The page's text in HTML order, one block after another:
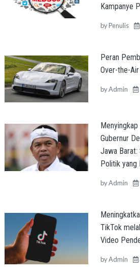
Kampanye
byPenulis
Peran
Over-the-
byAdmin
Gubernur
Jawa Barat:
Politik yang
byAdmin
TikTok
Video
byAdmin